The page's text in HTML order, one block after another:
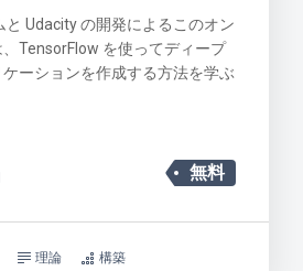
と Udacity の開発によるこのオン
TensorFlow を使ってディープ
ーションを作成する方法を学ぶ
無料
理論 構築